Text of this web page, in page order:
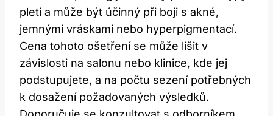
pleti a⁤ může být ⁤účinný při ⁤boji s⁤ akné,
jemnými vráskami nebo hyperpigmentací.
Cena tohoto ošetření se⁤ může lišit v
závislosti na ‌salonu ​nebo klinice, kde jej
⁤podstupujete, a na ​počtu sezení potřebných
k dosažení požadovaných výsledků.